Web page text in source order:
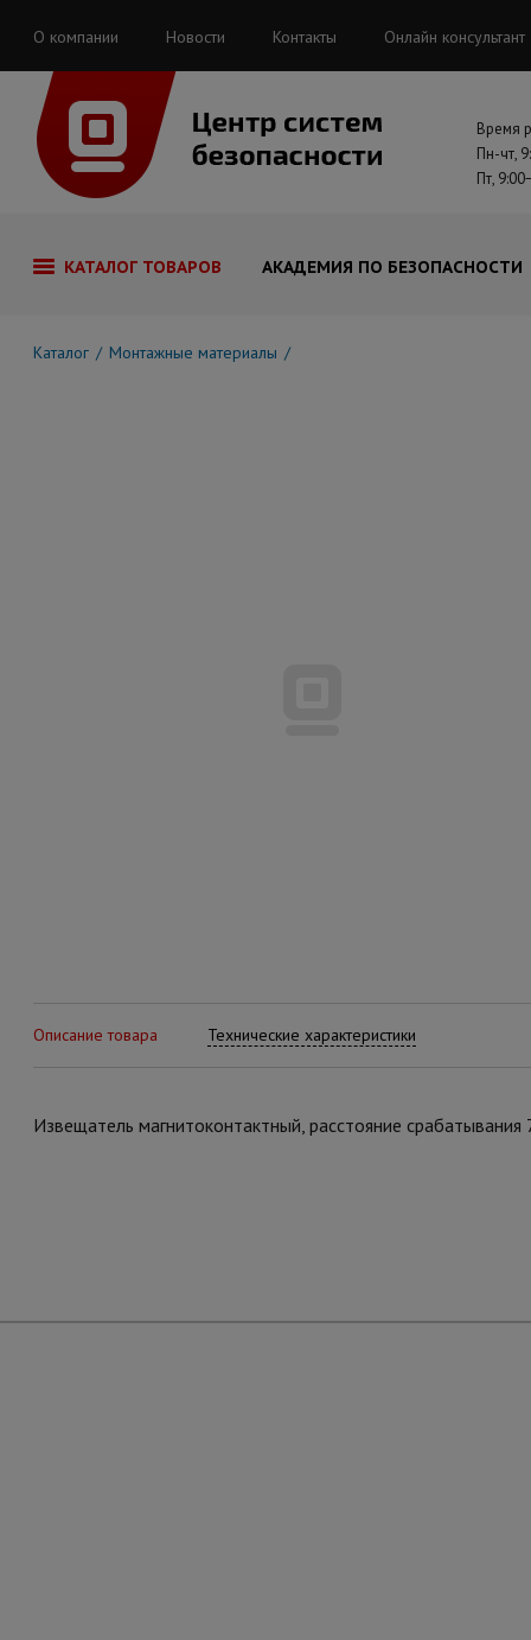
О компании Новости Контакты Онлайн консультант
Время
Пн-чт,
Пт,
КАТАЛОГ ТОВАРОВ АКАДЕМИЯ ПО БЕЗОПАСНОСТИ
Каталог Монтажные материалы
Описание товара Технические характеристики
Извещатель магнитоконтактный, расстояние